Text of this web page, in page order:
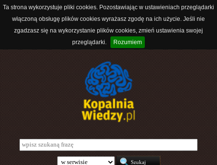
Ta strona wykorzystuje pliki cookies. Pozostawiając w ustawieniach przeglądarki
włączoną obsługę plików cookies wyrażasz zgodę na ich użycie. Jeśli nie
zgadzasz się na wykorzystanie plików cookies, zmień ustawienia swojej
przeglądarki.
Rozumiem